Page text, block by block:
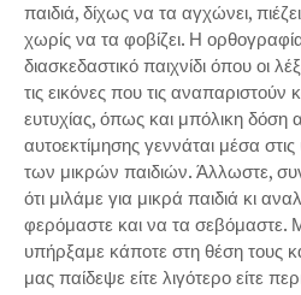
παιδιά, δίχως να τα αγχώνει,
χωρίς να τα φοβίζει. Η
διασκεδαστικό παιχνίδι όπου οι
τις εικόνες που τις
ευτυχίας, όπως και μπόλικη δόση
αυτοεκτίμησης γεννάται μέσα
των μικρών παιδιών. Άλλωστε,
ότι μιλάμε για μικρά παιδιά κι
φερόμαστε και να τα σεβόμαστε.
υπήρξαμε κάποτε στη θέση τους
μας παίδεψε είτε λιγότερο είτε